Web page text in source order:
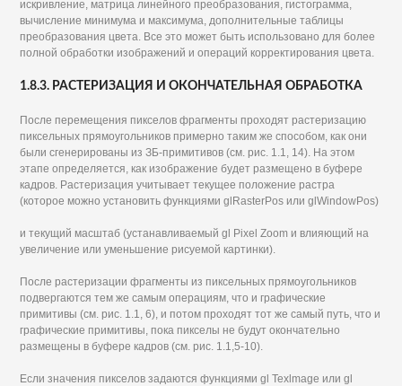
искривление, матрица линейного преобразования, гистограмма,
вычисление минимума и максимума, дополнительные таблицы
преобразования цвета. Все это может быть использовано для более
полной обработки изображений и операций корректирования цвета.
1.8.3. РАСТЕРИЗАЦИЯ И ОКОНЧАТЕЛЬНАЯ ОБРАБОТКА
После перемещения пикселов фрагменты проходят растеризацию
пиксельных прямоугольников примерно таким же способом, как они
были сгенерированы из ЗБ-примитивов (см. рис. 1.1, 14). На этом
этапе определяется, как изображение будет размещено в буфере
кадров. Растеризация учитывает текущее положение растра
(которое можно установить функциями glRasterPos или glWindowPos)
и текущий масштаб (устанавливаемый gl Pixel Zoom и влияющий на
увеличение или уменьшение рисуемой картинки).
После растеризации фрагменты из пиксельных прямоугольников
подвергаются тем же самым операциям, что и графические
примитивы (см. рис. 1.1, 6), и потом проходят тот же самый путь, что и
графические примитивы, пока пикселы не будут окончательно
размещены в буфере кадров (см. рис. 1.1,5-10).
Если значения пикселов задаются функциями gl Texlmage или gl